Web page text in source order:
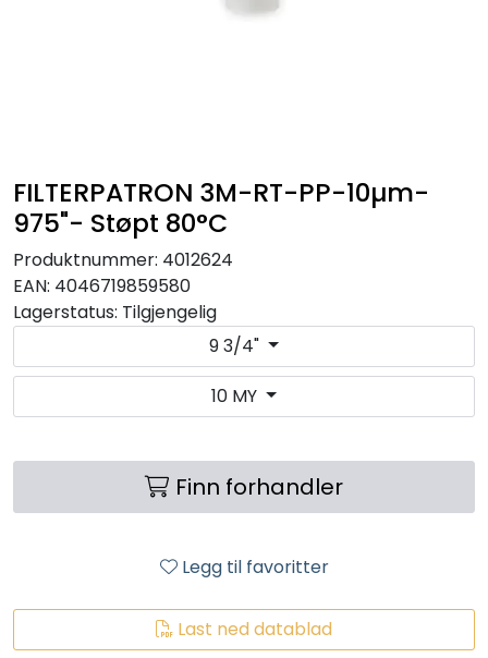
FILTERPATRON 3M-RT-PP-10µm-
975"- Støpt 80°C
Produktnummer: 4012624
EAN: 4046719859580
Lagerstatus: Tilgjengelig
9 3/4"
10 MY
Finn forhandler
Legg til favoritter
Last ned datablad
HUS OG HYTTE
ANALYSEVERKTØY
KJEMIKALIER
FILTERMEDIA
STATISKE MIKSERE